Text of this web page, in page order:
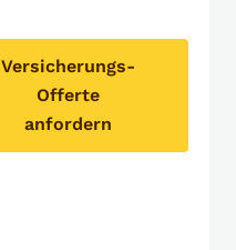
Versicherungs-
Offerte
anfordern